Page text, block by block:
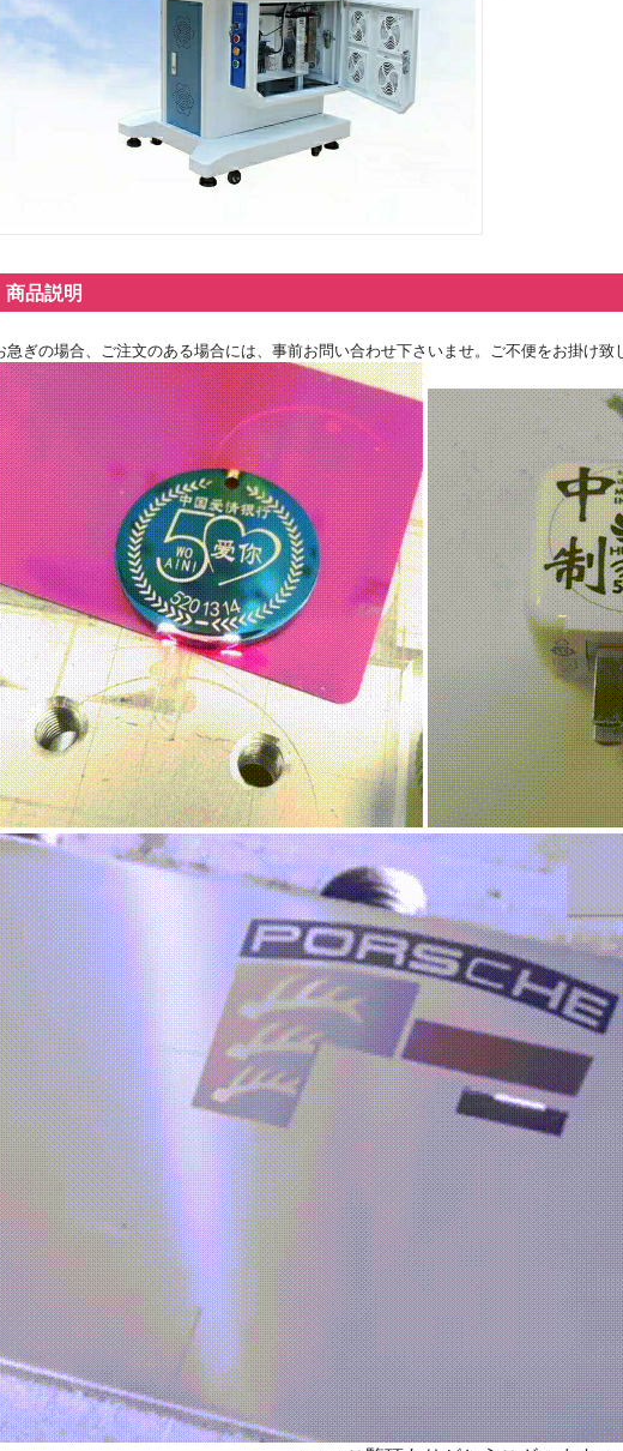
商品説明
急ぎの場合、ご注文のある場合には、事前お問い合わせ下さいませ。ご不便をお掛け